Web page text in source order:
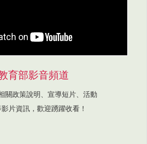
育部影音頻道
關政策說明、宣導短片、活動
片資訊，歡迎踴躍收看！